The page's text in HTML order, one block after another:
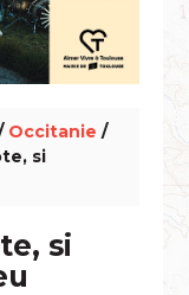
Occitanie /
si
si